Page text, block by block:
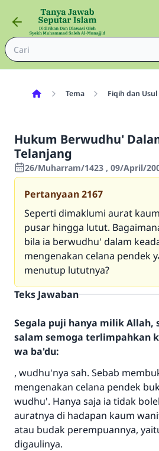
Tema Fiqih dan Usul
Hukum Berwudhu'
Telanjang
26/Muharram/1423 , 09/April/
Pertanyaan2167
Seperti dimaklumi aurat
pusar hingga lutut.
bila ia berwudhu' dalam
mengenakan celana pendek
menutup lututnya?
Teks Jawaban
Segala puji hanya milik Allah,
salam semoga terlimpahkan
wa ba'du:
, wudhu'nya sah. Sebab
mengenakan celana pendek
wudhu'. Hanya saja ia tidak
auratnya di hadapan kaum
atau budak perempuannya,
digaulinya.
Jawaban no.
menyelamatkan
Bantu kami dalam memberikan